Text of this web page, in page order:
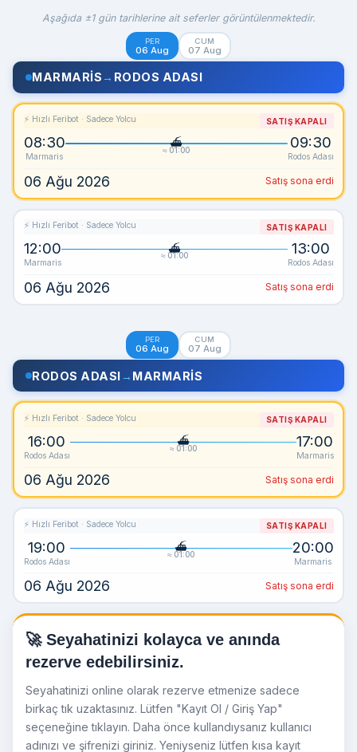
Aşağıda ±1 gün tarihlerine ait seferler görüntülenmektedir.
PER
06 Aug
CUM
07 Aug
MARMARIS → RODOS ADASI
⚡ Hızlı Feribot · Sadece Yolcu SATIŞ KAPALI
08:30
Marmaris
≈ 01:00 09:30
Rodos Adası
06 Ağu 2026 Satış sona erdi
⚡ Hızlı Feribot · Sadece Yolcu SATIŞ KAPALI
12:00
Marmaris
≈ 01:00 13:00
Rodos Adası
06 Ağu 2026 Satış sona erdi
PER
06 Aug
CUM
07 Aug
RODOS ADASI → MARMARIS
⚡ Hızlı Feribot · Sadece Yolcu SATIŞ KAPALI
16:00
Rodos Adası
≈ 01:00 17:00
Marmaris
06 Ağu 2026 Satış sona erdi
⚡ Hızlı Feribot · Sadece Yolcu SATIŞ KAPALI
19:00
Rodos Adası
≈ 01:00 20:00
Marmaris
06 Ağu 2026 Satış sona erdi
🚀 Seyahatinizi kolayca ve anında
rezerve edebilirsiniz.
Seyahatinizi online olarak rezerve etmenize sadece
birkaç tık uzaktasınız. Lütfen "Kayıt Ol / Giriş Yap"
seçeneğine tıklayın. Daha önce kullandıysanız kullanıcı
adınızı ve şifrenizi giriniz. Yeniyseniz lütfen kısa kayıt